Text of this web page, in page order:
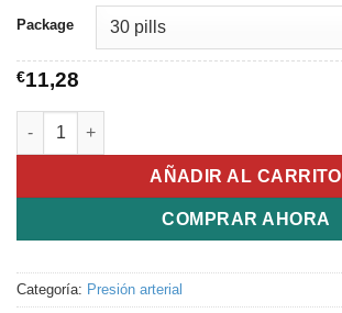
Package
€11,28
Plendil cantidad
AÑADIR AL CARRITO
COMPRAR AHORA
Categoría: Presión arterial